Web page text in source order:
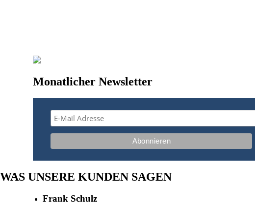
Monatlicher Newsletter
WAS UNSERE KUNDEN SAGEN
Frank Schulz